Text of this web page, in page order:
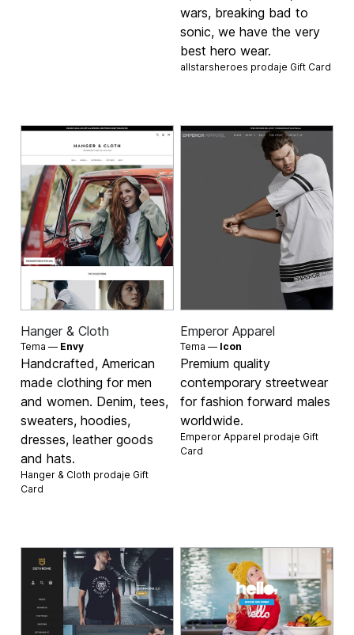
wars, breaking bad to
sonic, we have the very
best hero wear.
allstarsheroes prodaje Gift Card
Hanger & Cloth
Tema — Envy
Handcrafted, American
made clothing for men
and women. Denim, tees,
sweaters, hoodies,
dresses, leather goods
and hats.
Hanger & Cloth prodaje Gift
Card
Emperor Apparel
Tema — Icon
Premium quality
contemporary streetwear
for fashion forward males
worldwide.
Emperor Apparel prodaje Gift
Card